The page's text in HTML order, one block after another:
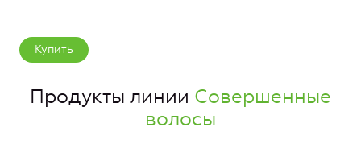
Купить
Продукты линии Совершенные
волосы